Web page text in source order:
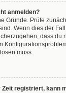
anmelden?
Gründe. Prüfe
Wenn dies der
dass du
muss.
Zeit registriert, kann